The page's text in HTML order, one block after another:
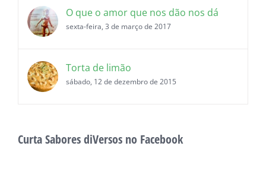
O que o amor que nos dão nos dá
sexta-feira, 3 de março de 2017
Torta de limão
sábado, 12 de dezembro de 2015
Curta Sabores diVersos no Facebook